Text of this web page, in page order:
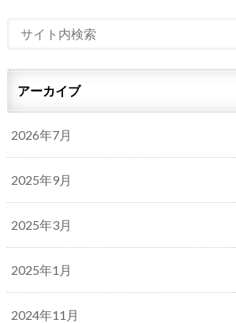
アーカイブ
2026年7月
2025年9月
2025年3月
2025年1月
2024年11月